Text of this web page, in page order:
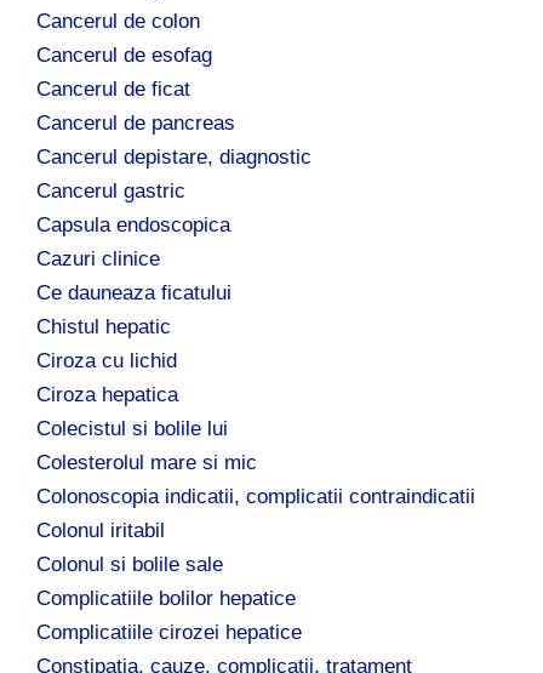
Cancerul de colon
Cancerul de esofag
Cancerul de ficat
Cancerul de pancreas
Cancerul depistare, diagnostic
Cancerul gastric
Capsula endoscopica
Cazuri clinice
Ce dauneaza ficatului
Chistul hepatic
Ciroza cu lichid
Ciroza hepatica
Colecistul si bolile lui
Colesterolul mare si mic
Colonoscopia indicatii, complicatii contraindicatii
Colonul iritabil
Colonul si bolile sale
Complicatiile bolilor hepatice
Complicatiile cirozei hepatice
Constipatia, cauze, complicatii, tratament